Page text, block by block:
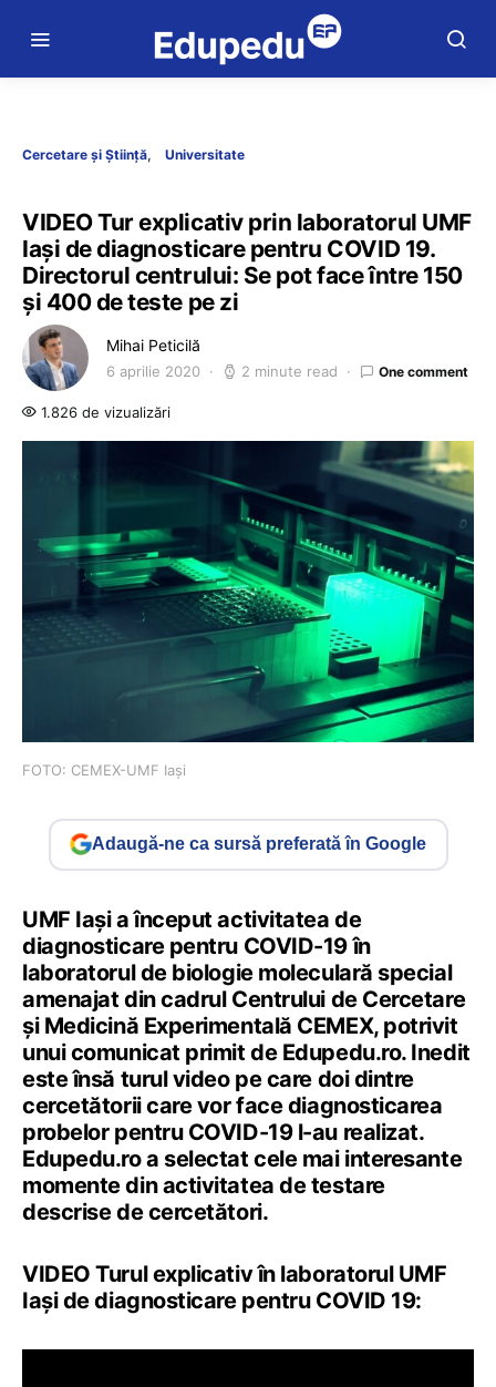
Cercetare și Știință Universitate
VIDEO Tur explicativ prin laboratorul UMF
Iaşi de diagnosticare pentru COVID 19.
Directorul centrului: Se pot face între 150
şi 400 de teste pe zi
Mihai Peticilă
6 aprilie 2020 2 minute read One comment
1.826 de vizualizări
FOTO: CEMEX-UMF Iași
Adaugă-ne ca sursă preferată în Google
UMF Iaşi a început activitatea de
diagnosticare pentru COVID-19 în
laboratorul de biologie moleculară special
amenajat din cadrul Centrului de Cercetare
și Medicină Experimentală CEMEX, potrivit
unui comunicat primit de Edupedu.ro. Inedit
este însă turul video pe care doi dintre
cercetătorii care vor face diagnosticarea
probelor pentru COVID-19 l-au realizat.
Edupedu.ro a selectat cele mai interesante
momente din activitatea de testare
descrise de cercetători.
VIDEO Turul explicativ în laboratorul UMF
Iaşi de diagnosticare pentru COVID 19: